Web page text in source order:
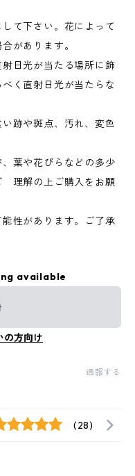
て下さい。花によって
があります。
日光が当たる場所に飾
く直射日光が当たらな
跡や斑点、汚れ、変色
葉や花びらなどの多少
理解の上ご購入をお願
性があります。ご了承
available
の方向け
通報する
(28)